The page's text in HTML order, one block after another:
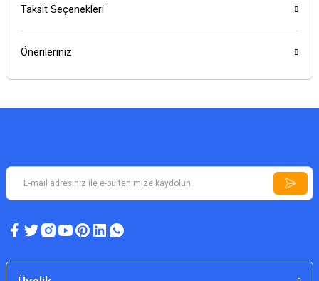
Taksit Seçenekleri
Önerileriniz